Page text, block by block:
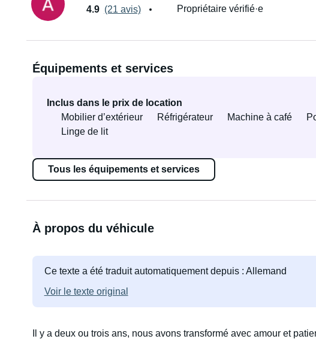
4.9 (21 avis) Propriétaire vérifié·e
Équipements et services
Inclus dans le prix de location
Mobilier d’extérieur
Réfrigérateur Machine à café
Linge de lit
Tous les équipements et services
À propos du véhicule
Ce texte a été traduit automatiquement depuis : Allemand
Voir le texte original
Il y a deux ou trois ans, nous avons transformé avec amour et